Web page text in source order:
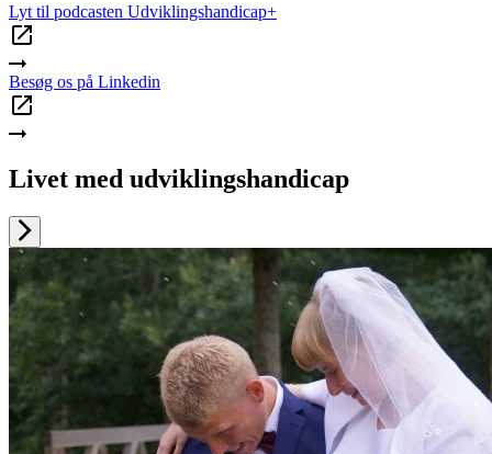
Lyt til podcasten Udviklingshandicap+
Besøg os på Linkedin
Livet med udviklingshandicap